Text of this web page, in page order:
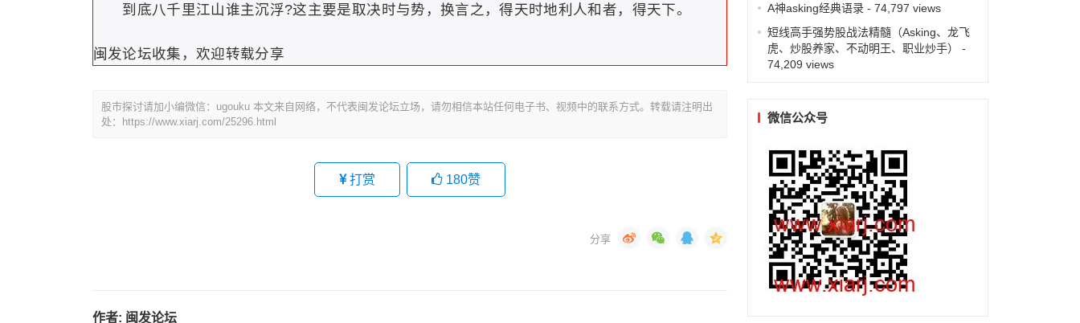
到底八千里江山谁主沉浮?这主要是取决时与势，换言之，得天时地利人和者，得天下。
闽发论坛收集，欢迎转载分享
股市探讨请加小编微信：ugouku 本文来自网络，不代表闽发论坛立场，请勿相信本站任何电子书、视频中的联系方式。转载请注明出
处：https://www.xiarj.com/25296.html
打赏 180赞
作者: 闽发论坛
A神asking经典语录- 74,797 views
短线高手强势股战法精髓（Asking、龙飞
虎、炒股养家、不动明王、职业炒手）
-
74,209 views
微信公众号